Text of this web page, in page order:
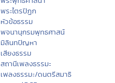
พระไตรปิฏก
หัวข้อธรรม
พจนานุกรมพุทธศาสน์
มิลินทปัญหา
เสียงธรรม
สถานีเพลงธรรมะ
เพลงธรรมะ/ดนตรีสมาธิ